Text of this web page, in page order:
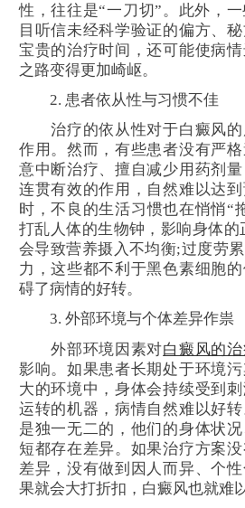
性，往往是“一刀切”。此外，
目听信未经科学验证的偏方、
宝贵的治疗时间，还可能使病
之路变得更加崎岖。
2. 患者依从性与习惯不佳
治疗的依从性对于白癜风的
作用。然而，有些患者没有严
意中断治疗、擅自减少用药剂
连贯有效的作用，自然难以达
时，不良的生活习惯也在悄悄“
打乱人体的生物钟，影响身体
会导致营养摄入不均衡;过度劳
力，这些都不利于黑色素细胞
碍了病情的好转。
3. 外部环境与个体差异作祟
外部环境因素对白癜风的
影响。如果患者长期处于环境
大的环境中，身体会持续受到
运转的机器，病情自然难以好
是独一无二的，他们的身体状
短都存在差异。如果治疗方案
差异，没有做到因人而异、个
果就会大打折扣，白癜风也就难